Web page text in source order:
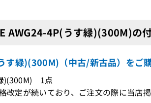
AWG24-4P(うす緑)(300M)の
す緑)(300M)（中古/新古品）をご
)(300M) 1点
定が続いており、ご注文の際に当店